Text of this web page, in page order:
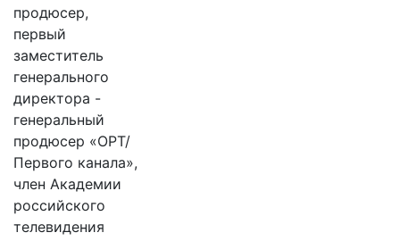
продюсер,
первый
заместитель
генерального
директора -
генеральный
продюсер «ОРТ/
Первого канала»,
член Академии
российского
телевидения